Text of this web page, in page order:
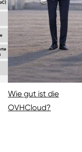
Wie gut ist die
OVHCloud?